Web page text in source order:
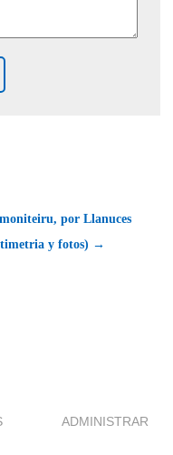
por Llanuces
y fotos) →
ADMINISTRAR